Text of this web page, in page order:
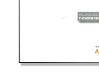
económica